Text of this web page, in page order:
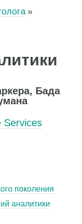
Бада
Services
поколения
аналитики